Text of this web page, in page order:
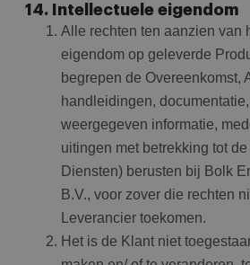
14. Intellectuele eigendom
Alle rechten ten aanzien van
eigendom op geleverde
begrepen de Overeenkomst,
handleidingen,
weergegeven informatie,
uitingen met betrekking tot
Diensten) berusten bij Bolk
B.V., voor zover die rechten
Leverancier toekomen.
Het is de Klant niet